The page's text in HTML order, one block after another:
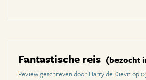
Fantastische reis (bezocht
Review geschreven door Harry de Kievit op